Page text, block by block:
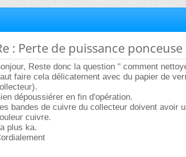
: Perte de puissance
Reste donc la question " comment
faire cela délicatement avec du papier de
dépoussiérer en fin d'opération.
bandes de cuivre du collecteur doivent avoir
cuivre.
plus ka.